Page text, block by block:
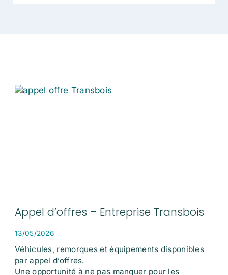
Appel d’offres – Entreprise Transbois
13/05/2026
Véhicules, remorques et équipements disponibles
par appel d’offres.
Une opportunité à ne pas manquer pour les
PagePagePage